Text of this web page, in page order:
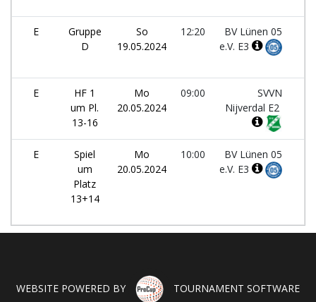
E
Gruppe
D
So
19.05.2024
12:20
BV Lünen 05
e.V. E3
E
HF 1
um Pl.
13-16
Mo
20.05.2024
09:00
SVVN
Nijverdal E2
E
Spiel
um
Platz
13+14
Mo
20.05.2024
10:00
BV Lünen 05
e.V. E3
WEBSITE POWERED BY TOURNAMENT SOFTWARE